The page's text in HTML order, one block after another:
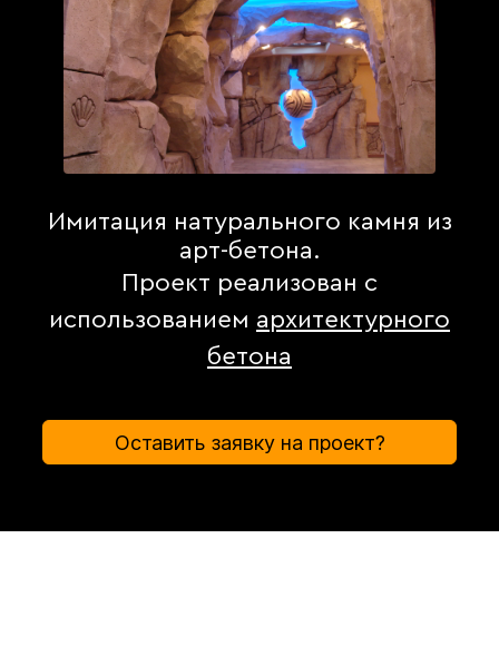
Имитация натурального камня из
арт-бетона.
Проект реализован с
использованием архитектурного
бетона
Оставить заявку на проект?